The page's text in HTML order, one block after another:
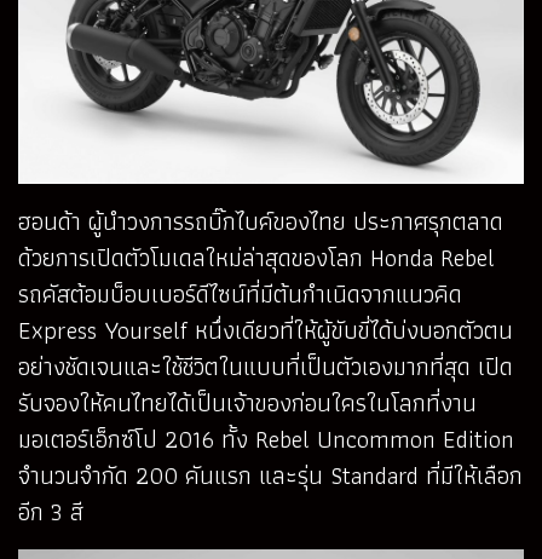
ฮอนด้า ผู้นำวงการรถบิ๊กไบค์ของไทย ประกาศรุกตลาด
ด้วยการเปิดตัวโมเดลใหม่ล่าสุดของโลก Honda Rebel
รถคัสต้อมบ็อบเบอร์ดีไซน์ที่มีต้นกำเนิดจากแนวคิด
Express Yourself หนึ่งเดียวที่ให้ผู้ขับขี่ได้บ่งบอกตัวตน
อย่างชัดเจนและใช้ชีวิตในแบบที่เป็นตัวเองมากที่สุด เปิด
รับจองให้คนไทยได้เป็นเจ้าของก่อนใครในโลกที่งาน
มอเตอร์เอ็กซ์โป 2016 ทั้ง Rebel Uncommon Edition
จำนวนจำกัด 200 คันแรก และรุ่น Standard ที่มีให้เลือก
อีก 3 สี